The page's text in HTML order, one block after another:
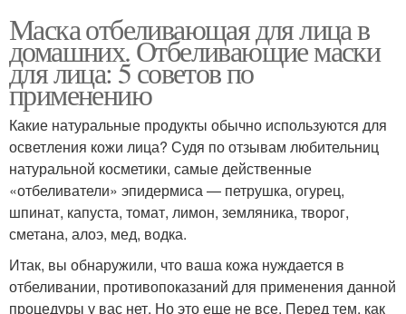
Маска отбеливающая для лица в
домашних. Отбеливающие маски
для лица: 5 советов по
применению
Какие натуральные продукты обычно используются для
осветления кожи лица? Судя по отзывам любительниц
натуральной косметики, самые действенные
«отбеливатели» эпидермиса — петрушка, огурец,
шпинат, капуста, томат, лимон, земляника, творог,
сметана, алоэ, мед, водка.
Итак, вы обнаружили, что ваша кожа нуждается в
отбеливании, противопоказаний для применения данной
процедуры у вас нет. Но это еще не все. Перед тем, как